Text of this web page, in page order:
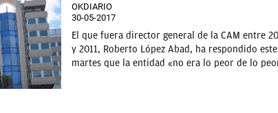
OKDIARIO
30-05-2017
El que fuera director general de la CAM entre
y 2011, Roberto López Abad, ha respondido este
martes que la entidad «no era lo peor de lo